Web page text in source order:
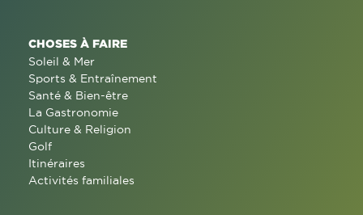
CHOSES À FAIRE
Soleil & Mer
Sports & Entraînement
Santé & Bien-être
La Gastronomie
Culture & Religion
Golf
Itinéraires
Activités familiales